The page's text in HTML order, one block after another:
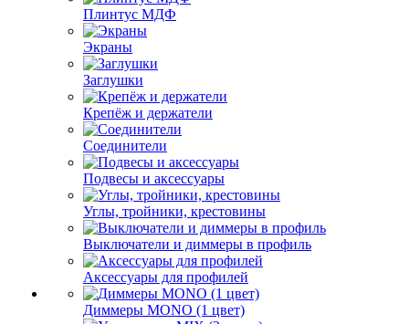
Плинтус МДФ
Экраны
Заглушки
Крепёж и держатели
Соединители
Подвесы и аксессуары
Углы, тройники, крестовины
Выключатели и диммеры в профиль
Аксессуары для профилей
Диммеры MONO (1 цвет)